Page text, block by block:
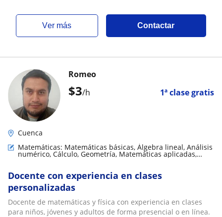
ver más Contactar
$3/h 1ª clase gratis
Romeo
Cuenca
Matemáticas: Matemáticas básicas, Álgebra lineal, Análisis
numérico, Cálculo, Geometría, Matemáticas aplicadas,
Docente con experiencia en clases
personalizadas
Docente de matemáticas y física con experiencia en clases
para niños, jóvenes y adultos de forma presencial o en línea.